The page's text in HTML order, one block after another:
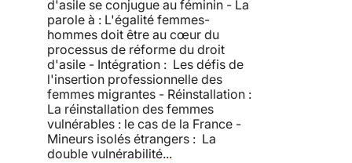
d'asile se conjugue au féminin - La
parole à : L'égalité femmes-
hommes doit être au cœur du
processus de réforme du droit
d'asile - Intégration : Les défis de
l'insertion professionnelle des
femmes migrantes - Réinstallation :
La réinstallation des femmes
vulnérables : le cas de la France -
Mineurs isolés étrangers : La
double vulnérabilité...